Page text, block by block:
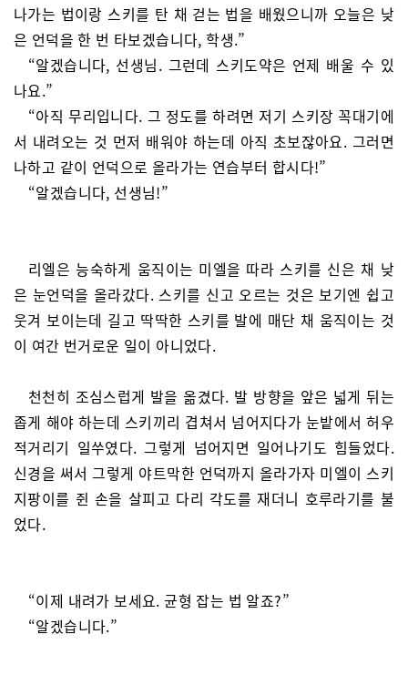
나가는 법이랑 스키를 탄 채 걷는 법을 배웠으니까 오늘은 낮
은 언덕을 한 번 타보겠습니다, 학생.”
“알겠습니다, 선생님. 그런데 스키도약은 언제 배울 수 있
나요.”
“아직 무리입니다. 그 정도를 하려면 저기 스키장 꼭대기에
서 내려오는 것 먼저 배워야 하는데 아직 초보잖아요. 그러면
나하고 같이 언덕으로 올라가는 연습부터 합시다!”
“알겠습니다, 선생님!”
리엘은 능숙하게 움직이는 미엘을 따라 스키를 신은 채 낮
은 눈언덕을 올라갔다. 스키를 신고 오르는 것은 보기엔 쉽고
웃겨 보이는데 길고 딱딱한 스키를 발에 매단 채 움직이는 것
이 여간 번거로운 일이 아니었다.
천천히 조심스럽게 발을 옮겼다. 발 방향을 앞은 넓게 뒤는
좁게 해야 하는데 스키끼리 겹쳐서 넘어지다가 눈밭에서 허우
적거리기 일쑤였다. 그렇게 넘어지면 일어나기도 힘들었다.
신경을 써서 그렇게 야트막한 언덕까지 올라가자 미엘이 스키
지팡이를 쥔 손을 살피고 다리 각도를 재더니 호루라기를 불
었다.
“이제 내려가 보세요. 균형 잡는 법 알죠?”
“알겠습니다.”